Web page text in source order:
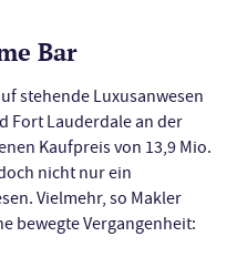
Bar
stehende Luxusanwesen
Fort Lauderdale an der
Kaufpreis von 13,9 Mio.
nicht nur ein
Vielmehr, so Makler
bewegte Vergangenheit: